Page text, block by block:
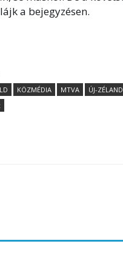
a bejegyzésen.
KÖZMÉDIA MTVA ÚJ-ZÉLAND